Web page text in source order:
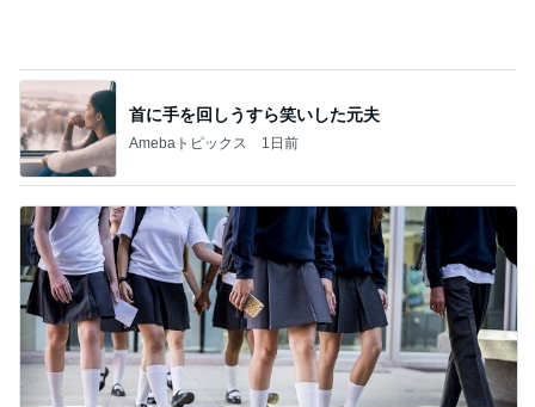
首に手を回しうすら笑いした元夫
Amebaトピックス 1日前